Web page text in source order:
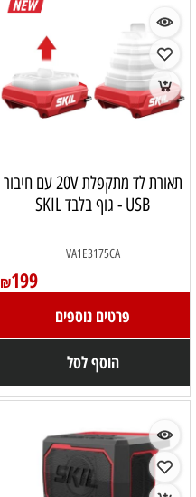
תאורת לד מתקפלת 20V עם חיבור
USB - גוף בלבד SKIL
VA1E3175CA
₪199
פרטים נוספים
הוסף לסל